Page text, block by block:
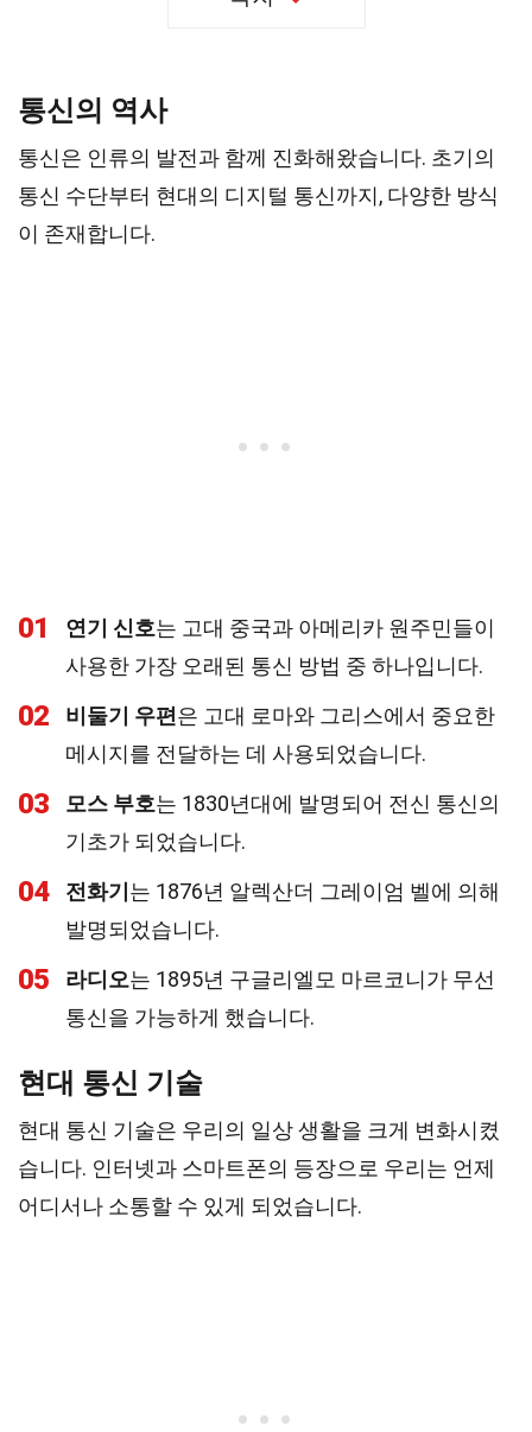
통신의 역사
통신은 인류의 발전과 함께 진화해왔습니다. 초기의
통신 수단부터 현대의 디지털 통신까지, 다양한 방식
이 존재합니다.
01 연기 신호는 고대 중국과 아메리카 원주민들이
사용한 가장 오래된 통신 방법 중 하나입니다.
02 비둘기 우편 은 고대 로마와 그리스에서 중요한
메시지를 전달하는 데 사용되었습니다.
03 모스 부호는 1830년대에 발명되어 전신 통신의
기초가 되었습니다.
04 전화기 는 1876년 알렉산더 그레이엄 벨에 의해
발명되었습니다.
05 라디오는 1895년 구글리엘모 마르코니가 무선
통신을 가능하게 했습니다.
현대 통신 기술
현대 통신 기술은 우리의 일상 생활을 크게 변화시켰
습니다. 인터넷과 스마트폰의 등장으로 우리는 언제
어디서나 소통할 수 있게 되었습니다.